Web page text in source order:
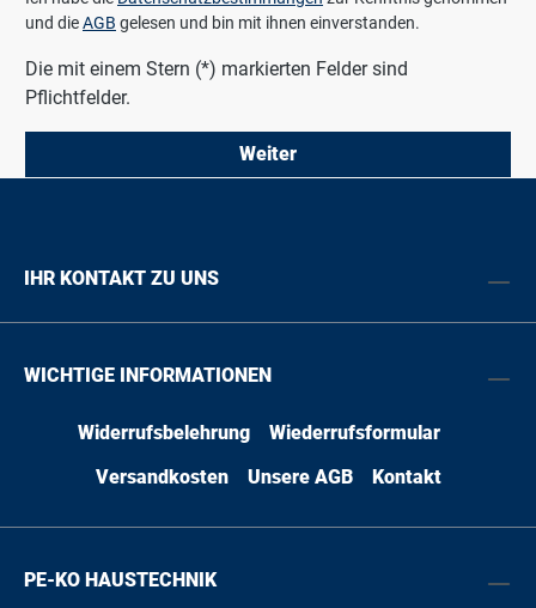
und dieAGB gelesen und bin mit ihnen einverstanden.
Die mit einem Stern (*) markierten Felder sind
Pflichtfelder.
Weiter
IHR KONTAKT ZU UNS
WICHTIGE INFORMATIONEN
Widerrufsbelehrung
Wiederrufsformular
Versandkosten
Unsere AGB Kontakt
PE-KO HAUSTECHNIK